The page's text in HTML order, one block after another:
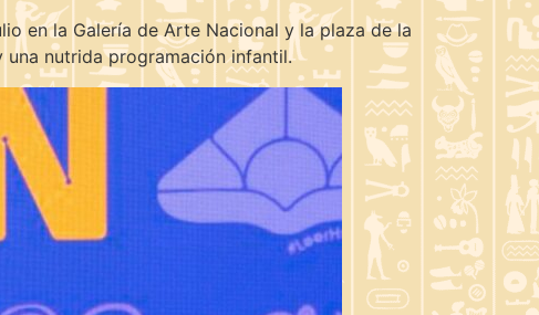
en la Galería de Arte Nacional y la plaza de la
nutrida programación infantil.